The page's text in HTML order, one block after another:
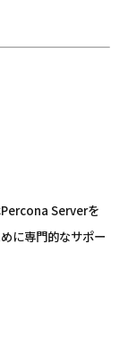
Serverを
に専門的なサポー